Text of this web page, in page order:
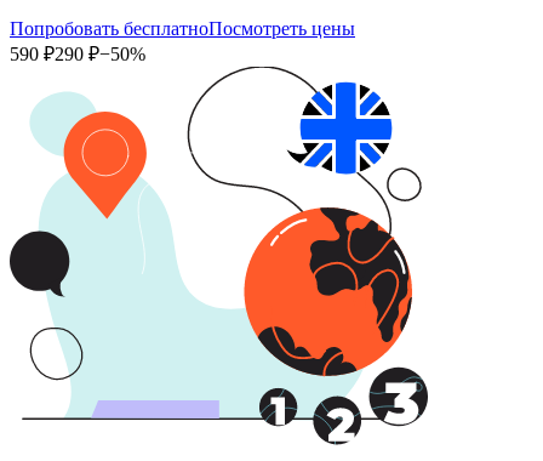
Попробовать бесплатноПосмотреть цены
590 ₽290 ₽−50%